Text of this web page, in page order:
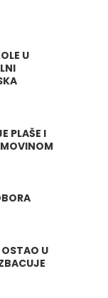
U
PLAŠE I
U